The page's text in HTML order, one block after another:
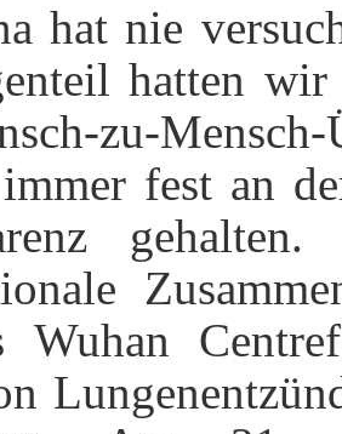
hat nie
hatten
zu-
fest an
Wuhan